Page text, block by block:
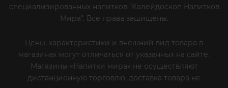
специализированных напитков "Калейдоскоп Напитков
Мира". Все права защищены.
Цены, характеристики и внешний вид товара в
магазинах могут отличаться от указанных на сайте.
Магазины «Напитки мира» не осуществляют
дистанционную торговлю, доставка товара не